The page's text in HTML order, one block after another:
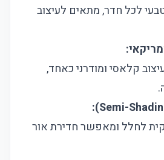
לכל חדר, מתאים לעיצוב
קלאסי ומודרני כאחד,
לחלל ומאפשר חדירת אור